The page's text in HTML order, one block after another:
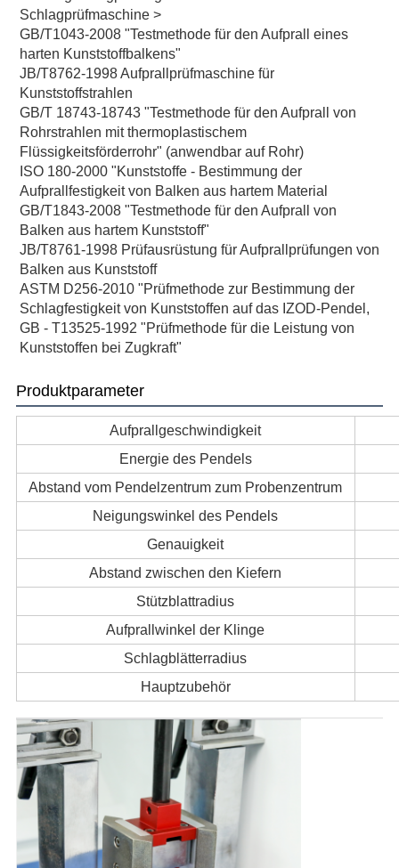
Schlagprüfmaschine >
GB/T1043-2008 "Testmethode für den Aufprall eines
harten Kunststoffbalkens"
JB/T8762-1998 Aufprallprüfmaschine für
Kunststoffstrahlen
GB/T 18743-18743 "Testmethode für den Aufprall von
Rohrstrahlen mit thermoplastischem
Flüssigkeitsförderrohr" (anwendbar auf Rohr)
ISO 180-2000 "Kunststoffe - Bestimmung der
Aufprallfestigkeit von Balken aus hartem Material
GB/T1843-2008 "Testmethode für den Aufprall von
Balken aus hartem Kunststoff"
JB/T8761-1998 Prüfausrüstung für Aufprallprüfungen von
Balken aus Kunststoff
ASTM D256-2010 "Prüfmethode zur Bestimmung der
Schlagfestigkeit von Kunststoffen auf das IZOD-Pendel,
GB - T13525-1992 "Prüfmethode für die Leistung von
Kunststoffen bei Zugkraft"
Produktparameter
Aufprallgeschwindigkeit
Energie des Pendels
Abstand vom Pendelzentrum zum Probenzentrum
Neigungswinkel des Pendels
Genauigkeit
Abstand zwischen den Kiefern
Stützblattradius
Aufprallwinkel der Klinge
Schlagblätterradius
Hauptzubehör